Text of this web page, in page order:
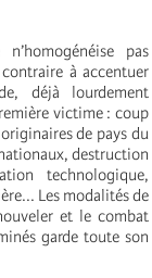
pas
à accentuer
déjà lourdement
victime : coup
de pays du
destruction
technologique,
Les modalités de
et le combat
garde toute son